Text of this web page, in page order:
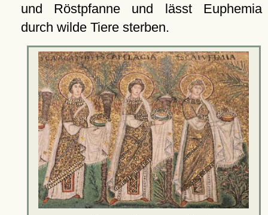
und Röstpfanne und lässt Euphemia
durch wilde Tiere sterben.